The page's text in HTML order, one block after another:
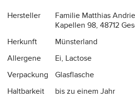
Hersteller
Familie Matthias
Kapellen 98, 48712
Herkunft
Münsterland
Allergene
Ei, Lactose
Verpackung
Glasflasche
Haltbarkeit
bis zu einem Jahr